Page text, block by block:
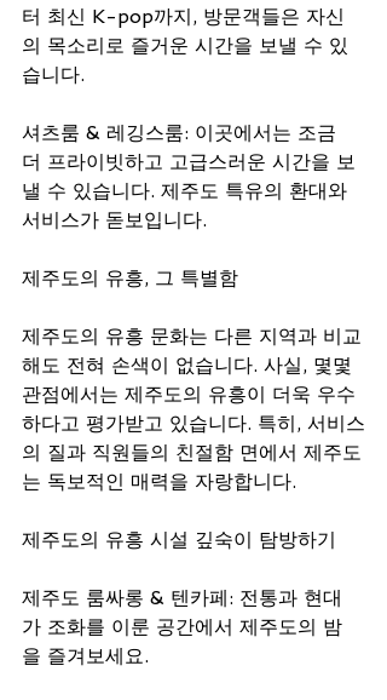
터 최신 K-pop까지, 방문객들은 자신
의 목소리로 즐거운 시간을 보낼 수 있
습니다.
셔츠룸 & 레깅스룸: 이곳에서는 조금
더 프라이빗하고 고급스러운 시간을 보
낼 수 있습니다. 제주도 특유의 환대와
서비스가 돋보입니다.
제주도의 유흥, 그 특별함
제주도의 유흥 문화는 다른 지역과 비교
해도 전혀 손색이 없습니다. 사실, 몇몇
관점에서는 제주도의 유흥이 더욱 우수
하다고 평가받고 있습니다. 특히, 서비스
의 질과 직원들의 친절함 면에서 제주도
는 독보적인 매력을 자랑합니다.
제주도의 유흥 시설 깊숙이 탐방하기
제주도 룸싸롱 & 텐카페: 전통과 현대
가 조화를 이룬 공간에서 제주도의 밤
을 즐겨보세요.